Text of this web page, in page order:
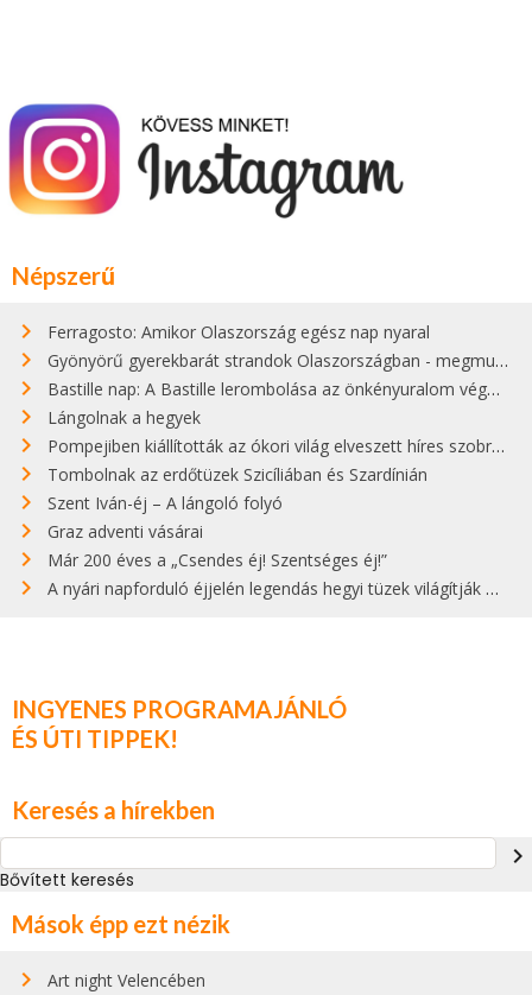
Népszerű
Ferragosto: Amikor Olaszország egész nap nyaral
Gyönyörű gyerekbarát strandok Olaszországban - megmutatjuk a 15 legjobbat
Bastille nap: A Bastille lerombolása az önkényuralom végét jelentette
Lángolnak a hegyek
Pompejiben kiállították az ókori világ elveszett híres szobrának másolatát
Tombolnak az erdőtüzek Szicíliában és Szardínián
Szent Iván-éj – A lángoló folyó
Graz adventi vásárai
Már 200 éves a „Csendes éj! Szentséges éj!”
A nyári napforduló éjjelén legendás hegyi tüzek világítják meg Zugspitzét
INGYENES PROGRAMAJÁNLÓ
ÉS ÚTI TIPPEK!
Keresés a hírekben
navigate_next
Bővített keresés
Mások épp ezt nézik
Art night Velencében